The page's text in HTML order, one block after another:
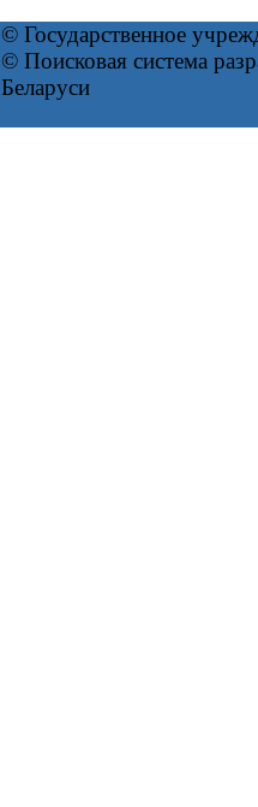
© Государственное
© Поисковая система
Беларуси